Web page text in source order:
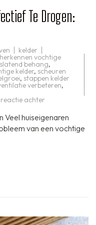
Te Drogen:
kelder
herkennen vochtige
behang,
kelder, scheuren
, stappen kelder
verbeteren,
achter
Vochtige
Kelder
Effectief
Veel huiseigenaren
van een vochtige